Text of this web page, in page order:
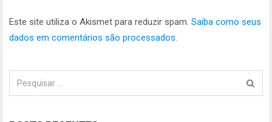
Este site utiliza o Akismet para reduzir spam. Saiba como seus
dados em comentários são processados.
Pesquisar
por: